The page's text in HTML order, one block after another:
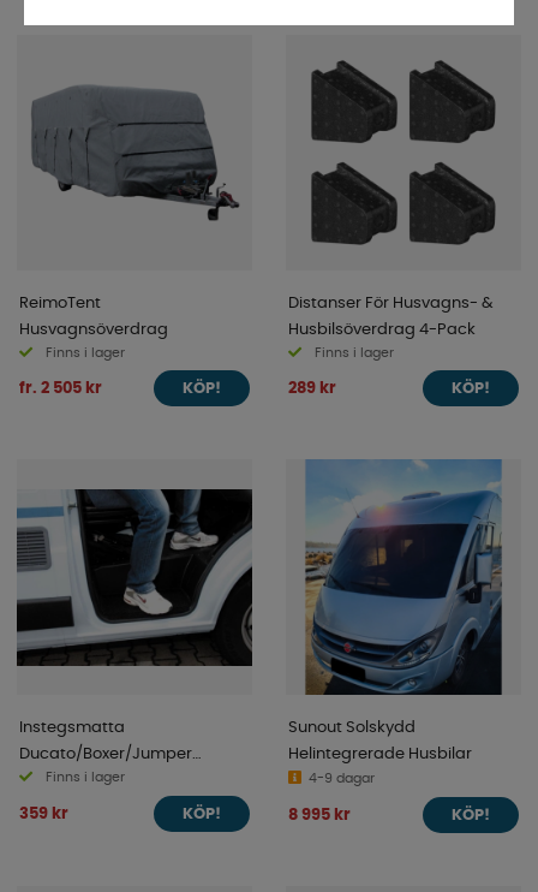
ReimoTent
Husvagnsöverdrag
Finns i lager
fr. 2 505 kr KÖP!
Distanser För Husvagns- &
Husbilsöverdrag 4-Pack
Finns i lager
289 kr KÖP!
Instegsmatta
Ducato/Boxer/Jumper
7/2006- 2-p
Finns i lager
359 kr KÖP!
Sunout Solskydd
Helintegrerade Husbilar
4-9 dagar
8 995 kr KÖP!